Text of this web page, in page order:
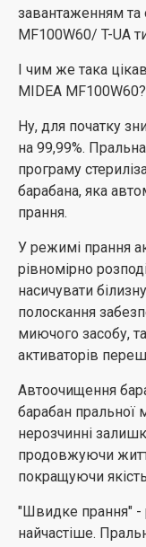
машина не
як прання, вибір
цикл здатна
віджимання до
Завдяки високому
пральна машина
електроенергії за
чудової якості
завантаженням
MF100W60/ T-UA
І чим же така
MIDEA MF100W60?
Ну, для початку
на 99,99%.
програму
барабана, яка
прання.
У режимі прання
рівномірно
насичувати
полоскання
миючого засобу,
активаторів
Автоочищення
барабан пральної
нерозчинні
продовжуючи
покращуючи
"Швидке прання" -
найчастіше.